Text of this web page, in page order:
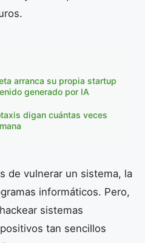
arranca su propia startup
generado por IA
digan cuántas veces
de vulnerar un sistema, la
informáticos. Pero,
sistemas
tan sencillos